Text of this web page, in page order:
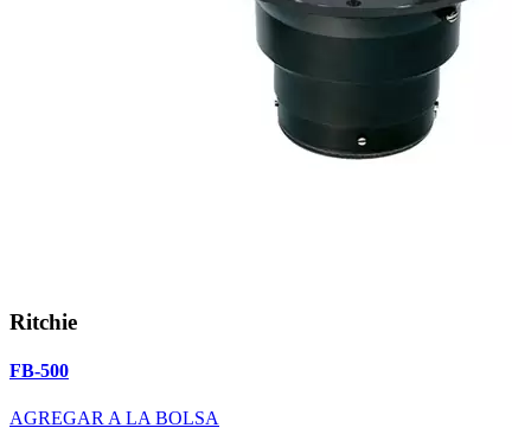
Ritchie
FB-500
AGREGAR A LA BOLSA